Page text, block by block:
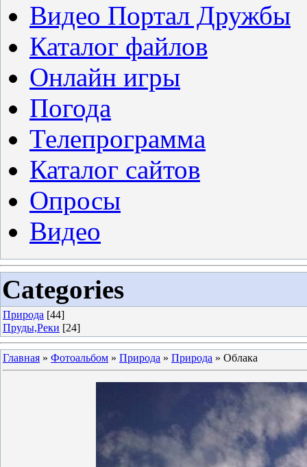
Видео Портал Дружбы
Каталог файлов
Онлайн игры
Погода
Телепрограмма
Каталог сайтов
Опросы
Видео
Categories
Природа [44]
Пруды,Реки [24]
Главная » Фотоальбом » Природа » Природа » Облака